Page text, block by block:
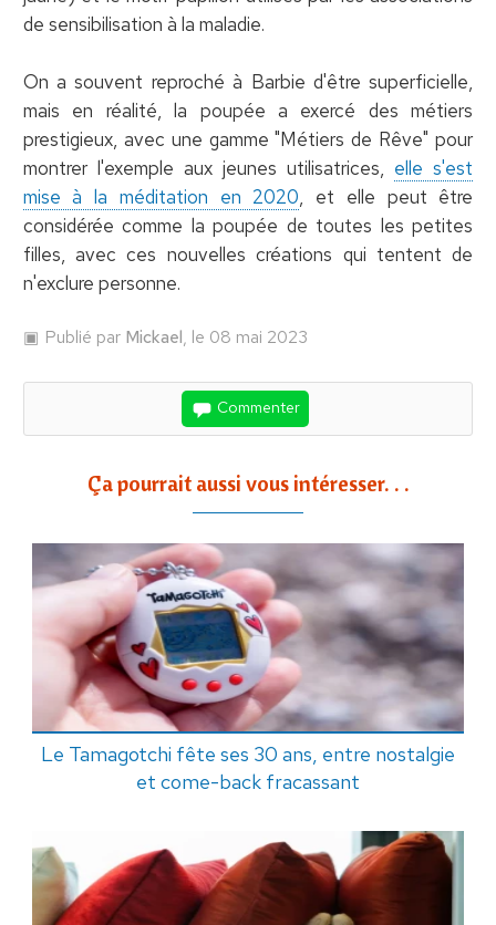
de sensibilisation à la maladie.
On a souvent reproché à Barbie d'être superficielle,
mais en réalité, la poupée a exercé des métiers
prestigieux, avec une gamme "Métiers de Rêve" pour
montrer l'exemple aux jeunes utilisatrices, elle s'est
mise à la méditation en 2020, et elle peut être
considérée comme la poupée de toutes les petites
filles, avec ces nouvelles créations qui tentent de
n'exclure personne.
Publié par Mickael, le 08 mai 2023
Commenter
Ça pourrait aussi vous intéresser. . .
Le Tamagotchi fête ses 30 ans, entre nostalgie
et come-back fracassant